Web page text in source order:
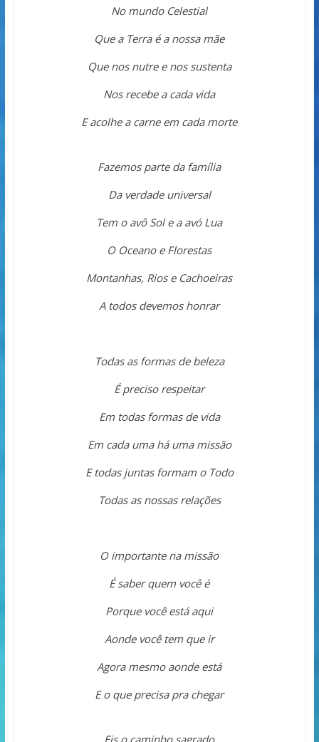
No mundo Celestial
Que a Terra é a nossa mãe
Que nos nutre e nos sustenta
Nos recebe a cada vida
E acolhe a carne em cada morte
Fazemos parte da família
Da verdade universal
Tem o avô Sol e a avó Lua
O Oceano e Florestas
Montanhas, Rios e Cachoeiras
A todos devemos honrar
Todas as formas de beleza
É preciso respeitar
Em todas formas de vida
Em cada uma há uma missão
E todas juntas formam o Todo
Todas as nossas relações
O importante na missão
É saber quem você é
Porque você está aqui
Aonde você tem que ir
Agora mesmo aonde está
E o que precisa pra chegar